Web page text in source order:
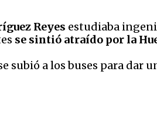
Reyes estudiaba
se sintió atraído por la
subió a los buses para dar